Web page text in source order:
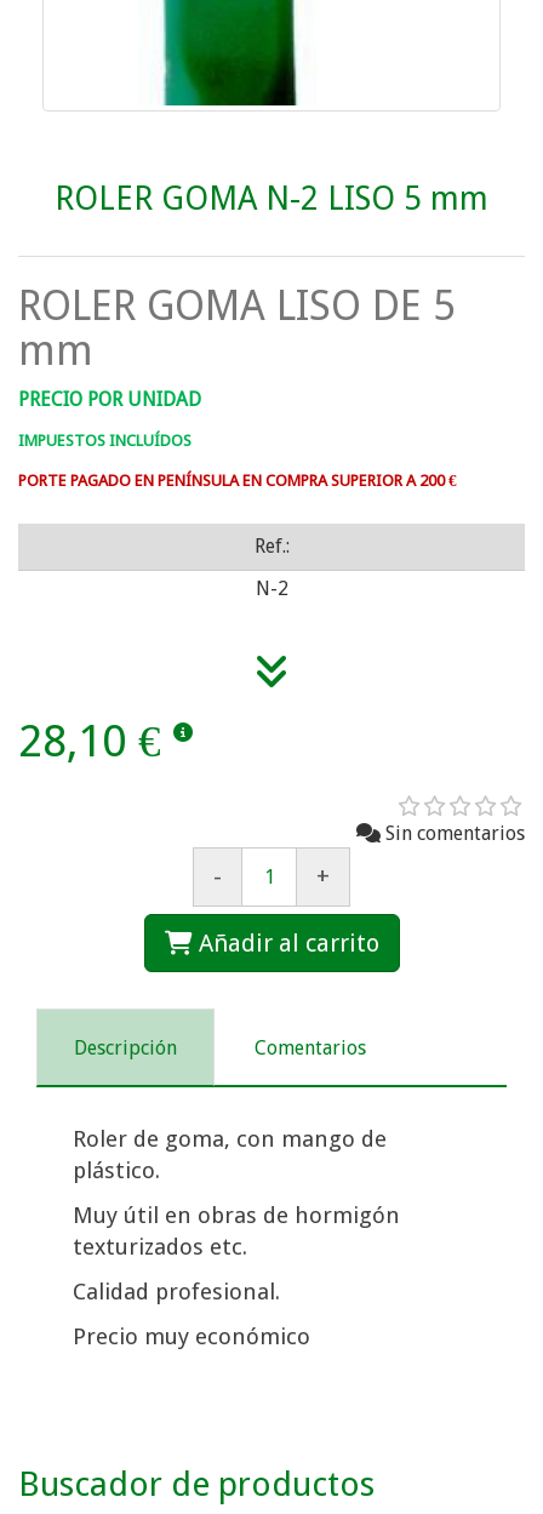
ROLER GOMA N-2 LISO 5 mm
ROLER GOMA LISO DE 5
mm
PRECIO POR UNIDAD
IMPUESTOS INCLUÍDOS
PORTE PAGADO EN PENÍNSULA EN COMPRA SUPERIOR A 200 €
Ref.:
N-2
28,10 €
Sin comentarios
- +
Añadir al carrito
Descripción Comentarios
Roler de goma, con mango de
plástico.
Muy útil en obras de hormigón
texturizados etc.
Calidad profesional.
Precio muy económico
Buscador de productos